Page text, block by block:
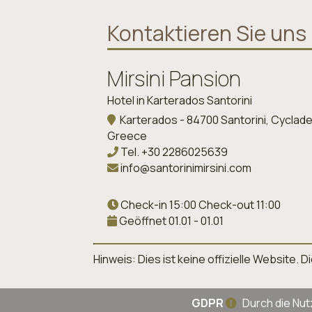
Kontaktieren Sie uns
Mirsini Pansion
Hotel in Karterados Santorini
Karterados - 84700 Santorini,
Greece
Tel. +30 2286025639
info@santorinimirsini.com
Check-in 15:00 Check-out 11:00
Geöffnet 01.01 - 01.01
Hinweis: Dies ist keine offizielle Website.
GDPR Durch die